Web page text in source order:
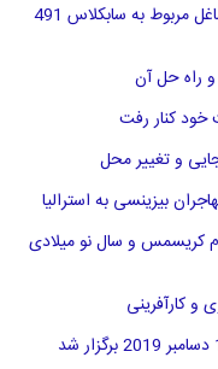
ایالت NSW به مرکزیت سیدنی لیست مشاغل مربوط به سابکلاس 491
و راه حل آن
خود کنار رفت
و تغییر محل
بیزینسی به استرالیا
کریسمس و سال نو میلادی
و کارآفرینی